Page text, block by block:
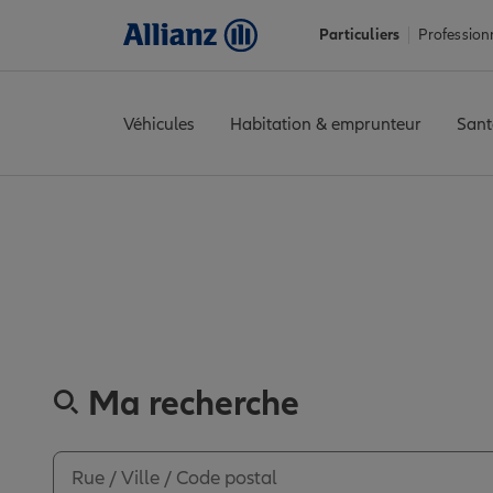
Particuliers
Véhicules Habitation & emprunteur
Ma recherche